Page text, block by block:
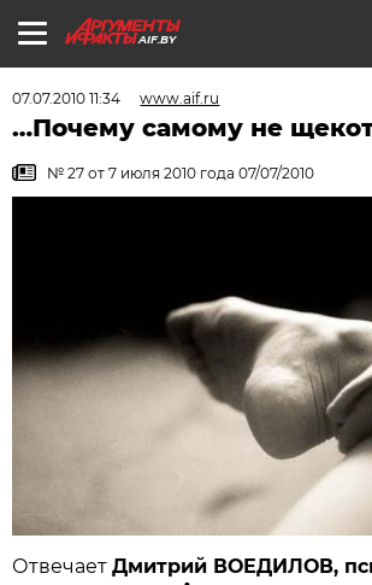
AIF.BY
07.07.2010 11:34 www.aif.ru
…Почему самому не
№ 27 от 7 июля 2010 года 07/07/2010
ОтвечаетДмитрий ВОЕДИЛОВ,